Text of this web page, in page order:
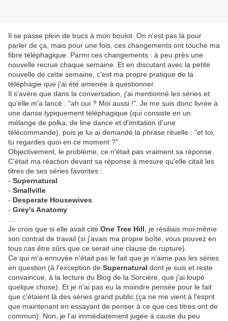
Il se passe plein de trucs à mon boulot. On n'est pas là pour
parler de ça, mais pour une fois, ces changements ont touché ma
fibre téléphagique. Parmi ces changements : à peu près une
nouvelle recrue chaque semaine. Et en discutant avec la petite
nouvelle de cette semaine, c'est ma propre pratique de la
téléphagie que j'ai été amenée à questionner.
Il s'avère que dans la conversation, j'ai mentionné les séries et
qu'elle m'a lancé : "ah oui ? Moi aussi !". Je me suis donc livrée à
une danse typiquement téléphagique (qui consiste en un
mélange de polka, de line dance et d'imitation d'une
télécommande), puis je lui ai demandé la phrase rituelle : "et toi,
tu regardes quoi en ce moment ?".
Objectivement, le problème, ce n'était pas vraiment sa réponse.
C'était ma réaction devant sa réponse à mesure qu'elle citait les
titres de ses séries favorites :
- Supernatural
- Smallville
- Desperate Housewives
- Grey's Anatomy
Je crois que si elle avait cité One Tree Hill , je résiliais moi-même
son contrat de travail (si j'avais ma propre boîte, vous pouvez en
tous cas être sûrs que ce serait une clause de rupture).
Ce qui m'a ennuyée n'était pas le fait que je n'aime pas les séries
en question (à l'exception de Supernatural dont je suis et reste
convaincue, à la lecture du Blog de la Sorcière, que j'ai loupé
quelque chose). Et je n'ai pas eu la moindre pensée pour le fait
que c'étaient là des séries grand public (ça ne me vient à l'esprit
que maintenant en essayant de penser à ce que ces titres ont de
commun). Non, je l'ai immédiatement jugée à cause du peu